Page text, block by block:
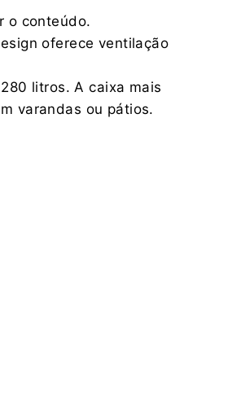
o conteúdo.
oferece ventilação
litros. A caixa mais
varandas ou pátios.